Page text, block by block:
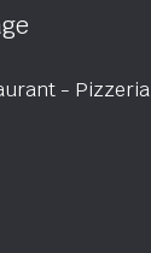
- Pizzeria